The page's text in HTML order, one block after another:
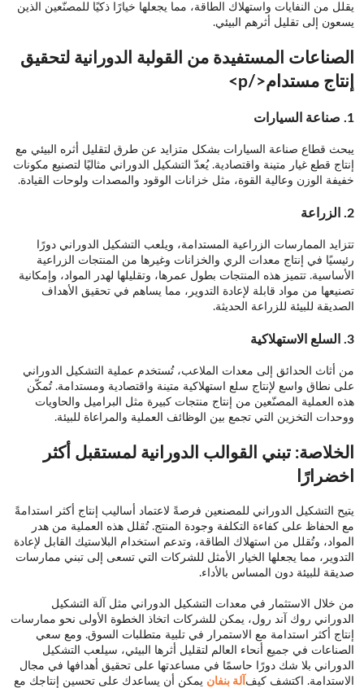
يقلل من النفايات واستهلاك الطاقة، مما يجعلها خيارًا ذكيًا للمصنّعين الذين
يسعون إلى تقليل أثرهم البيئي.
الصناعات المستفيدة من القولبة الدورانية لتحقيق
إنتاج مستدام</p>
1. صناعة السيارات
يبحث قطاع صناعة السيارات بشكل متزايد عن طرق لتقليل أثره البيئي مع
إنتاج قطع غيار متينة واقتصادية. يُعدّ التشكيل الدوراني مثاليًا لتصنيع مكونات
خفيفة الوزن وعالية القوة، مثل خزانات الوقود والمصدات ولوحات القيادة.
2. الزراعة
تتزايد الممارسات الزراعية المستدامة، ويلعب التشكيل الدوراني دورًا
رئيسيًا في إنتاج معدات الري والخزانات وغيرها من المنتجات الزراعية
الأساسية. تتميز هذه المنتجات بطول عمرها، وتقليلها لهدر المواد، وإمكانية
تصنيعها من مواد قابلة لإعادة التدوير، مما يساهم في تحقيق الأهداف
الصديقة للبيئة للزراعة الحديثة.
3. السلع الاستهلاكية
من أثاث الحدائق إلى معدات الملاعب، تُستخدم عملية التشكيل الدوراني
على نطاق واسع لإنتاج سلع استهلاكية متينة واقتصادية ومستدامة. تُمكّن
هذه العملية المصنّعين من إنتاج منتجات كبيرة مثل البراميل والحاويات
ووحدات التخزين التي تجمع بين الوظائف العملية والمراعاة للبيئة.
الخلاصة: تبني القوالب الدورانية لمستقبل أكثر
اخضرارًا
يتيح التشكيل الدوراني للمصنعين فرصةً لاعتماد أساليب إنتاج أكثر استدامةً
مع الحفاظ على كفاءة التكلفة وجودة المنتج. تُقلل هذه العملية من هدر
المواد، وتُقلل من استهلاك الطاقة، وتدعم استخدام البلاستيك القابل لإعادة
التدوير، مما يجعلها الخيار الأمثل للشركات التي تسعى إلى تبني ممارسات
صديقة للبيئة دون المساس بالأداء.
من خلال الاستثمار في معدات التشكيل الدوراني مثل آلة التشكيل
الدوراني روك آند رول، يمكن للشركات اتخاذ الخطوة الأولى نحو ممارسات
إنتاج أكثر استدامة مع الاستمرار في تلبية متطلبات السوق. ومع سعي
الصناعات في جميع أنحاء العالم لتقليل أثرها البيئي، سيلعب التشكيل
الدوراني بلا شك دورًا حاسمًا في مساعدتها على تحقيق أهدافها في مجال
الاستدامة. اكتشف كيف آلة بنفان يمكن أن يساعدك على تحسين إنتاجك مع